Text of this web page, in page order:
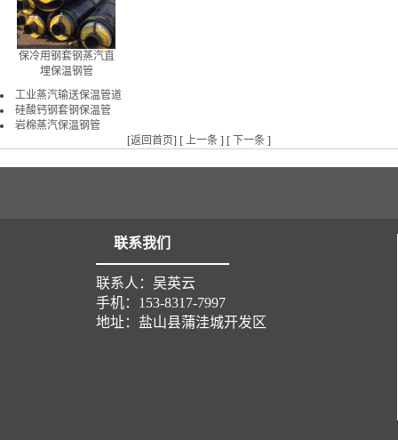
保冷用钢套钢蒸汽直
埋保温钢管
工业蒸汽输送保温管道
硅酸钙钢套钢保温管
岩棉蒸汽保温钢管
[返回首页] [ 上一条 ] [ 下一条 ]
联系我们
联系人：吴英云
手机：153-8317-7997
地址：盐山县蒲洼城开发区